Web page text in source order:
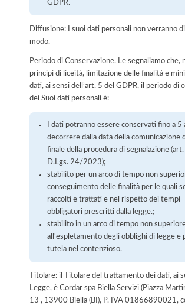
GDPR.
Diffusione: I suoi dati personali non verranno
modo.
Periodo di Conservazione. Le segnaliamo che,
principi di liceità, limitazione delle finalità e
dati, ai sensi dell’art. 5 del GDPR, il periodo di
dei Suoi dati personali è:
I dati potranno essere conservati fino a 5
decorrere dalla data della comunicazione
finale della procedura di segnalazione
D.Lgs. 24/2023);
stabilito per un arco di tempo non
conseguimento delle finalità per le quali
raccolti e trattati e nel rispetto dei tempi
obbligatori prescritti dalla legge.;
stabilito in un arco di tempo non
all'espletamento degli obblighi di legge e
tutela nel contenzioso.
Titolare: il Titolare del trattamento dei dati, ai
Legge, è Cordar spa Biella Servizi (Piazza
13 , 13900 Biella (BI), P. IVA 01866890021,